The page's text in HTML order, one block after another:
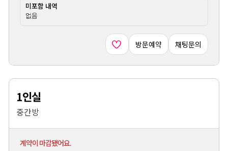
미포함 내역
없음
방문예약 채팅문의
1인실
중간방
계약이 마감됐어요.